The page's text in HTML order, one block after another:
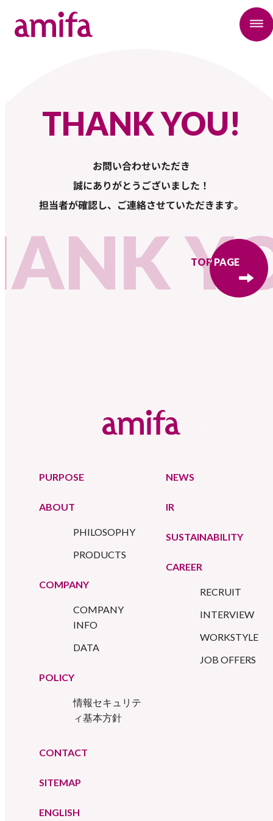
THANK YOU!
お問い合わせいただき
誠にありがとうございました！
担当者が確認し、ご連絡させていただきます。
TOP PAGE
TOP PAGE
PURPOSE
ABOUT
PHILOSOPHY
PRODUCTS
COMPANY
COMPANY
INFO
DATA
POLICY
情報セキュリテ
ィ基本方針
NEWS
IR
SUSTAINABILITY
CAREER
RECRUIT
INTERVIEW
WORKSTYLE
JOB OFFERS
CONTACT
SITEMAP
ENGLISH